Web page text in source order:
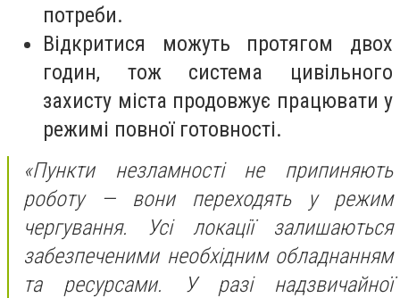
потреби.
Відкритися можуть протягом двох
годин, тож система цивільного
захисту міста продовжує працювати у
режимі повної готовності.
«Пункти незламності не припиняють
роботу — вони переходять у режим
чергування. Усі локації залишаються
забезпеченими необхідним обладнанням
та ресурсами. У разі надзвичайної